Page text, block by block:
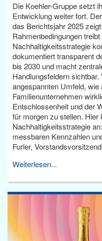
Die Koehler-Gruppe setzt
Entwicklung weiter fort.
das Berichtsjahr 2025
Rahmenbedingungen
Nachhaltigkeitsstrategie
dokumentiert transparent
bis 2030 und macht
Handlungsfeldern
angespannten Umfeld,
Familienunternehmen
Entschlossenheit und der
für morgen zu stellen. Hier
Nachhaltigkeitsstrategie
messbaren Kennzahlen
Furler,
Weiterlesen...